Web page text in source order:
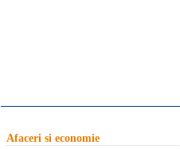
Afaceri si economie